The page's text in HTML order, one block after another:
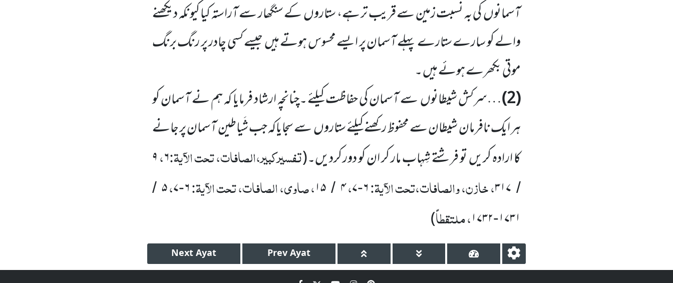
آسمانوں کی بہ نسبت زمین سے قریب تر ہے، ستاروں کے سنگھار سے آراستہ کیا کیونکہ دیکھنے
والے کو سارے ستارے پہلے آسمان پر ایسے محسوس ہوتے ہیں جیسے کسی چادر پر رنگ برنگ
موتی بکھرے ہوئے ہیں ۔
(2) …سرکش شیطانوں سے آسمان کی حفاظت کیلئے ۔چنانچہ ارشاد فرمایا کہ ہم نے آسمان کو
ہر ایک نافرمان شیطان سے محفوظ رکھنے کیلئے ستاروں سے سجایاکہ جب شَیاطین آسمان پر جانے
کا ارادہ کریں تو فرشتے شِہاب مار کر ان کو دور کردیں۔(تفسیرکبیر،الصافات، تحت الآیۃ:۶،۹
/ ۳۱۷، خازن، والصافات،تحت الآیۃ:۶-۷،۴ / ۱۵، صاوی، الصافات، تحت الآیۃ:۶-۷،۵ /
۱۷۳۱-۱۷۳۲، ملتقطاً)
Next Ayat Prev Ayat